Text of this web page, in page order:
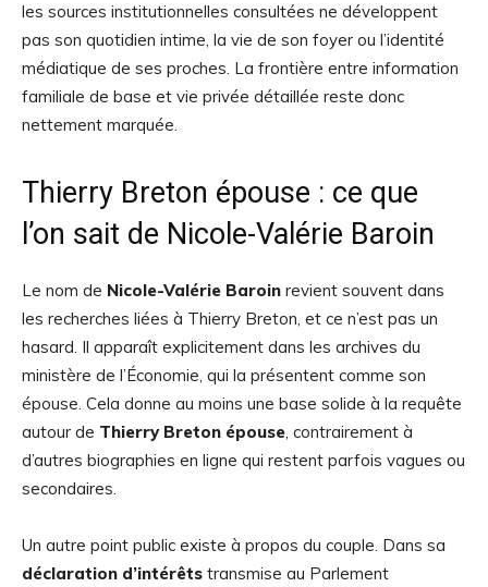
les sources institutionnelles consultées ne développent
pas son quotidien intime, la vie de son foyer ou l’identité
médiatique de ses proches. La frontière entre information
familiale de base et vie privée détaillée reste donc
nettement marquée.
Thierry Breton épouse : ce que
l’on sait de Nicole-Valérie Baroin
Le nom de Nicole-Valérie Baroin revient souvent dans
les recherches liées à Thierry Breton, et ce n’est pas un
hasard. Il apparaît explicitement dans les archives du
ministère de l’Économie, qui la présentent comme son
épouse. Cela donne au moins une base solide à la requête
autour de Thierry Breton épouse, contrairement à
d’autres biographies en ligne qui restent parfois vagues ou
secondaires.
Un autre point public existe à propos du couple. Dans sa
déclaration d’intérêts transmise au Parlement